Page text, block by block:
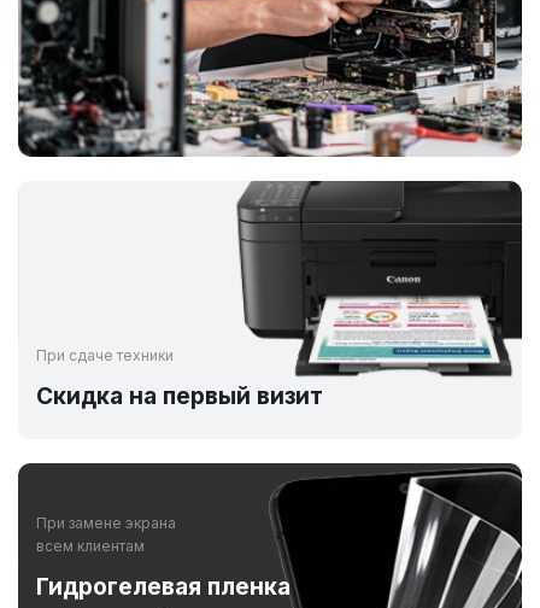
При сдаче техники
Скидка на первый визит
При замене экрана
всем клиентам
Гидрогелевая пленка